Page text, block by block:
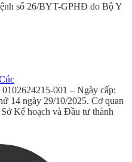
số 26/BYT-GPHĐ do Bộ Y
001 – Ngày cấp:
14 ngày 29/10/2025. Cơ quan
Kế hoạch và Đầu tư thành